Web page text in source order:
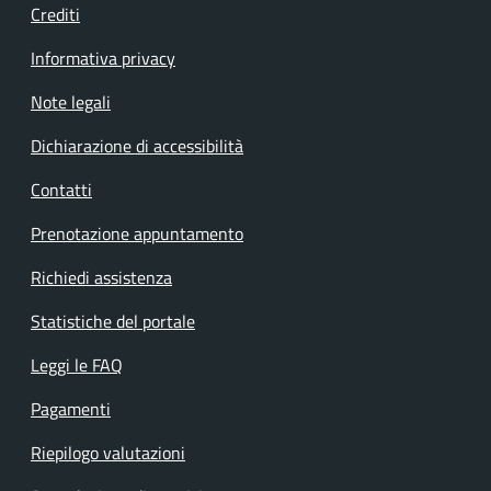
Crediti
Informativa privacy
Note legali
Dichiarazione di accessibilità
Contatti
Prenotazione appuntamento
Richiedi assistenza
Statistiche del portale
Leggi le FAQ
Pagamenti
Riepilogo valutazioni